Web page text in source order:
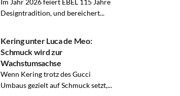
Designtradition, und bereichert...
Kering unter Luca de Meo:
Schmuck wird zur
Wachstumsachse
Wenn Kering trotz des Gucci
Umbaus gezielt auf Schmuck setzt,...